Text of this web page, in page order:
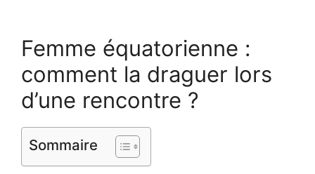
Femme équatorienne :
comment la draguer lors
d’une rencontre ?
Sommaire